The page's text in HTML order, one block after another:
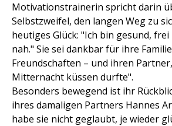
Motivationstrainerin spricht darin
Selbstzweifel, den langen Weg zu
heutiges Glück: "Ich bin gesund,
nah." Sie sei dankbar für ihre
Freundschaften – und ihren
Mitternacht küssen durfte".
Besonders bewegend ist ihr
ihres damaligen Partners Hannes
habe sie nicht geglaubt, je wieder